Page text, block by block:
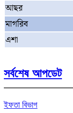
আছর
মাগরিব
এশা
সর্বশেষ আপডেট
ইফতা বিভাগ